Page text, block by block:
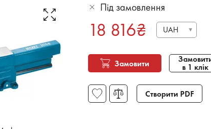
Під замовлення
18 816₴ UAH
Замовити в 1 клік
Створити PDF